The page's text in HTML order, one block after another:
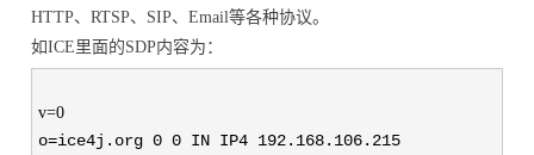
HTTP、RTSP、SIP、Email等各种协议。
如ICE里面的SDP内容为：
v=0
o=ice4j.org 0 0 IN IP4 192.168.106.215